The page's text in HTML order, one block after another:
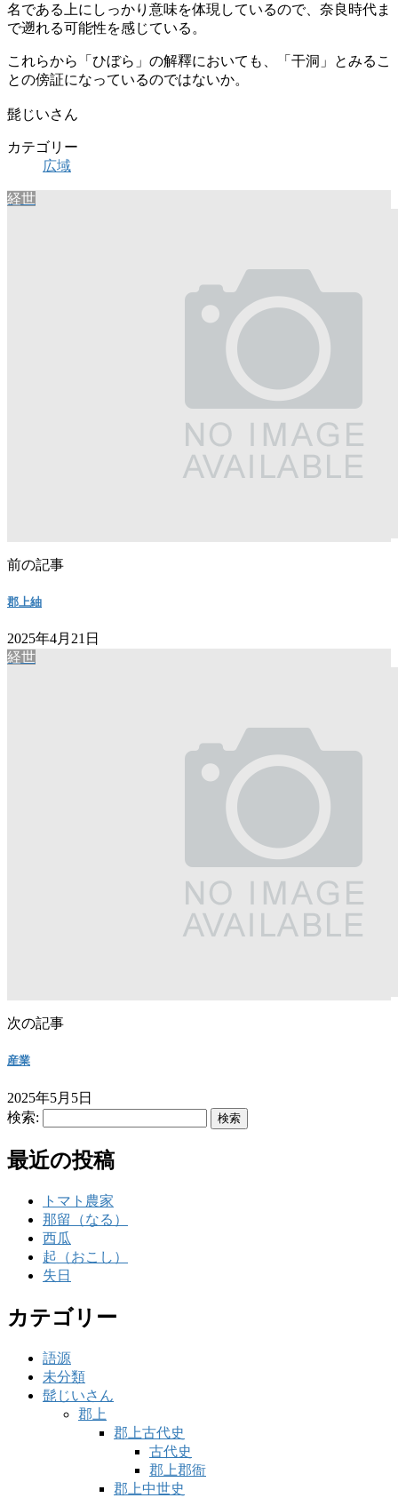
名である上にしっかり意味を体現しているので、奈良時代ま
で遡れる可能性を感じている。
これらから「ひぼら」の解釋においても、「干洞」とみるこ
との傍証になっているのではないか。
髭じいさん
カテゴリー
広域
経世
前の記事
郡上紬
2025年4月21日
経世
次の記事
産業
2025年5月5日
検索:
最近の投稿
トマト農家
那留（なる）
西瓜
起（おこし）
失日
カテゴリー
語源
未分類
髭じいさん
郡上
郡上古代史
古代史
郡上郡衙
郡上中世史